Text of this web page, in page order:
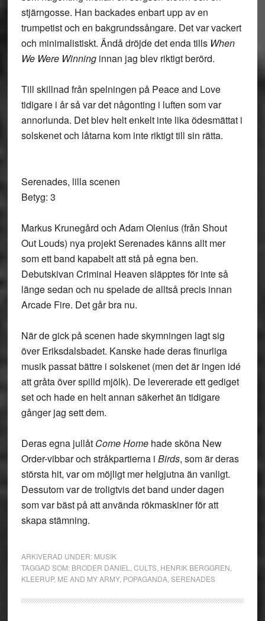
stjärngosse. Han backades enbart upp av en
trumpetist och en bakgrundssångare. Det var vackert
och minimalistiskt. Ändå dröjde det enda tills When
We Were Winninginnan jag blev riktigt berörd.
Till skillnad från spelningen på Peace and Love
tidigare i år så var det någonting i luften som var
annorlunda. Det blev helt enkelt inte lika ödesmättat i
solskenet och låtarna kom inte riktigt till sin rätta.
Serenades, lilla scenen
Betyg: 3
Markus Krunegård och Adam Olenius (från Shout
Out Louds) nya projekt Serenades känns allt mer
som ett band kapabelt att stå på egna ben.
Debutskivan Criminal Heaven släpptes för inte så
länge sedan och nu spelade de alltså precis innan
Arcade Fire. Det går bra nu.
När de gick på scenen hade skymningen lagt sig
över Eriksdalsbadet. Kanske hade deras finurliga
musik passat bättre i solskenet (men det är ingen idé
att gråta över spilld mjölk). De levererade ett gediget
set och hade en helt annan säkerhet än tidigare
gånger jag sett dem.
Deras egna jullåt Come Homehade sköna New
Order-vibbar och stråkpartierna i Birds, som är deras
största hit, var om möjligt mer helgjutna än vanligt.
Dessutom var de troligtvis det band under dagen
som var bäst på att använda rökmaskiner för att
skapa stämning.
ARKIVERAD UNDER: MUSIK
TAGGAD SOM: BRODER DANIEL CULTS, HENRIK BERGGREN
KLEERUP, ME AND MY ARMY, POPAGANDA, SERENADES